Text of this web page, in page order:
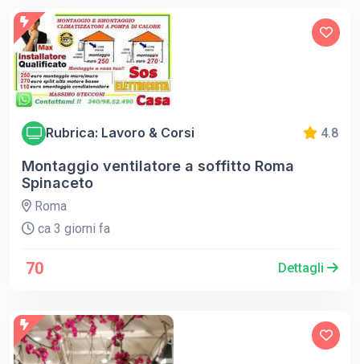
Rubrica: Lavoro & Corsi 4.8
Montaggio ventilatore a soffitto Roma
Spinaceto
Roma
ca 3 giorni fa
70 Dettagli